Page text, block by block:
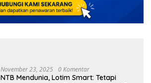
November 23, 2025 0 Komentar
NTB Mendunia, Lotim Smart: Tetapi